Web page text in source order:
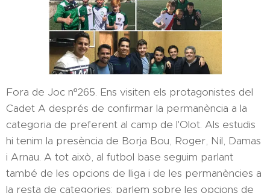
Fora de Joc nº265. Ens visiten els protagonistes del
Cadet A després de confirmar la permanència a la
categoria de preferent al camp de l'Olot. Als estudis
hi tenim la presència de Borja Bou, Roger, Nil, Damas
i Arnau. A tot això, al futbol base seguim parlant
també de les opcions de lliga i de les permanències a
la resta de categories: parlem sobre les opcions de